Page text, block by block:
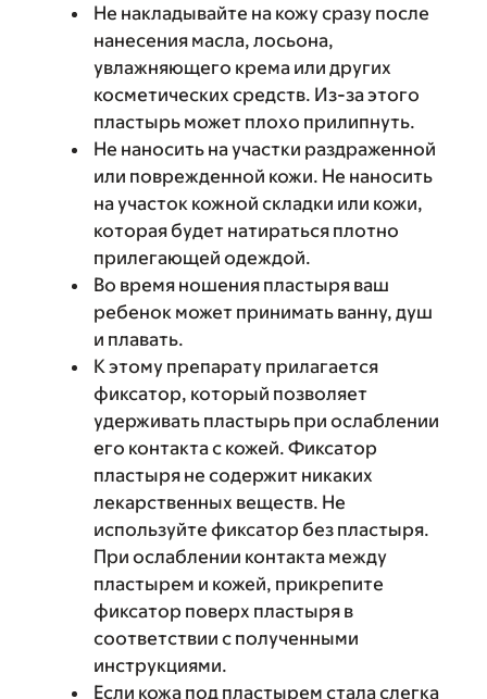
Не накладывайте на кожу сразу после
нанесения масла, лосьона,
увлажняющего крема или других
косметических средств. Из-за этого
пластырь может плохо прилипнуть.
Не наносить на участки раздраженной
или поврежденной кожи. Не наносить
на участок кожной складки или кожи,
которая будет натираться плотно
прилегающей одеждой.
Во время ношения пластыря ваш
ребенок может принимать ванну, душ
и плавать.
К этому препарату прилагается
фиксатор, который позволяет
удерживать пластырь при ослаблении
его контакта с кожей. Фиксатор
пластыря не содержит никаких
лекарственных веществ. Не
используйте фиксатор без пластыря.
При ослаблении контакта между
пластырем и кожей, прикрепите
фиксатор поверх пластыря в
соответствии с полученными
инструкциями.
Если кожа под пластырем стала слегка